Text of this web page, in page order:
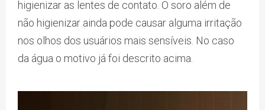
higienizar as lentes de contato. O soro além de
não higienizar ainda pode causar alguma irritação
nos olhos dos usuários mais sensíveis. No caso
da água o motivo já foi descrito acima.